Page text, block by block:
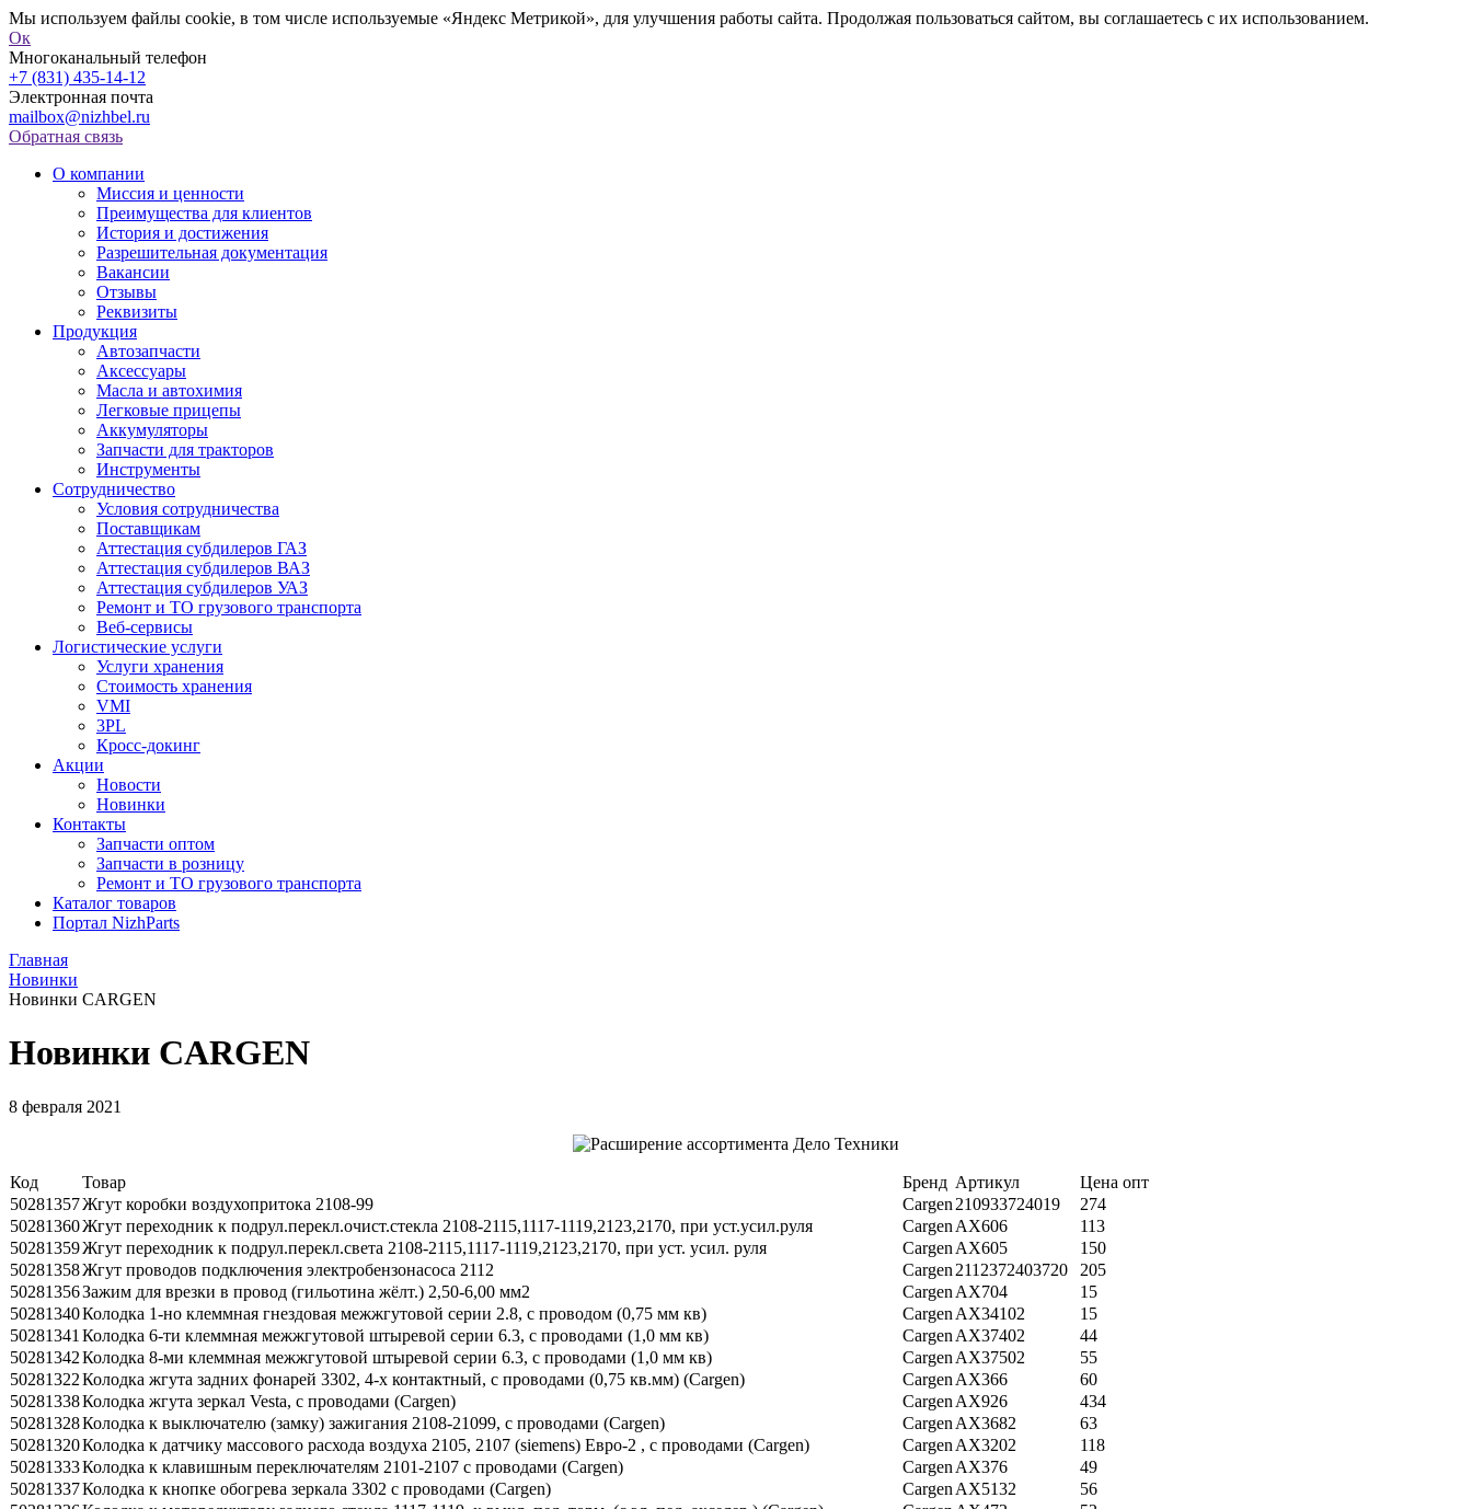
Мы используем файлы cookie, в том числе используемые «Яндекс Метрикой», для улучшения работы сайта. Продолжая пользоваться сайтом, вы соглашаетесь с их использованием.
Ок
Многоканальный телефон
+7 (831) 435-14-12
Электронная почта
mailbox@nizhbel.ru
Обратная связь
О компании
Миссия и ценности
Преимущества для клиентов
История и достижения
Разрешительная документация
Вакансии
Отзывы
Реквизиты
Продукция
Автозапчасти
Аксессуары
Масла и автохимия
Легковые прицепы
Аккумуляторы
Запчасти для тракторов
Инструменты
Сотрудничество
Условия сотрудничества
Поставщикам
Аттестация субдилеров ГАЗ
Аттестация субдилеров ВАЗ
Аттестация субдилеров УАЗ
Ремонт и ТО грузового транспорта
Веб-сервисы
Логистические услуги
Услуги хранения
Стоимость хранения
VMI
3PL
Кросс-докинг
Акции
Новости
Новинки
Контакты
Запчасти оптом
Запчасти в розницу
Ремонт и ТО грузового транспорта
Каталог товаров
Портал NizhParts
Главная
Новинки
Новинки CARGEN
Новинки CARGEN
8 февраля 2021
Код Товар Бренд Артикул
Цена опт
50281357Жгут коробки воздухопритока 2108-99 Cargen 210933724019
274
50281360Жгут переходник к подрул.перекл.очист.стекла 2108-2115,1117-1119,2123,2170, при уст.усил.руля Cargen AX606
113
50281359Жгут переходник к подрул.перекл.света 2108-2115,1117-1119,2123,2170, при уст. усил. руля Cargen AX605
150
50281358Жгут проводов подключения электробензонасоса 2112 Cargen 2112372403720
205
50281356Зажим для врезки в провод (гильотина жёлт.) 2,50-6,00 мм2 Cargen AX704
15
50281340Колодка 1-но клеммная гнездовая межжгутовой серии 2.8, с проводом (0,75 мм кв) Cargen AX34102
15
50281341 Колодка 6-ти клеммная межжгутовой штыревой серии 6.3, с проводами (1,0 мм кв) Cargen AX37402
44
50281342Колодка 8-ми клеммная межжгутовой штыревой серии 6.3, с проводами (1,0 мм кв) Cargen AX37502
55
50281322Колодка жгута задних фонарей 3302, 4-х контактный, с проводами (0,75 кв.мм) (Cargen) Cargen AX366
60
50281338Колодка жгута зеркал Vesta, с проводами (Cargen) Cargen AX926
434
50281328Колодка к выключателю (замку) зажигания 2108-21099, с проводами (Cargen) Cargen AX3682
63
50281320Колодка к датчику массового расхода воздуха 2105, 2107 (siemens) Евро-2 , с проводами (Cargen) Cargen AX3202
118
50281333Колодка к клавишным переключателям 2101-2107 с проводами (Cargen) Cargen AX376
49
50281337Колодка к кнопке обогрева зеркала 3302 с проводами (Cargen) Cargen AX5132
56